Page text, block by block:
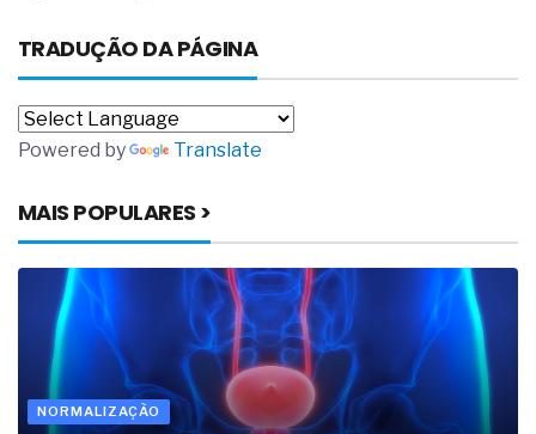
TRADUÇÃO DA PÁGINA
Powered by Translate
MAIS POPULARES >
NORMALIZAÇÃO